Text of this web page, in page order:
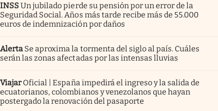
INSSUn jubilado pierde su pensión por un error de la
Seguridad Social. Años más tarde recibe más de 55.000
euros de indemnización por daños
Alerta Se aproxima la tormenta del siglo al país. Cuáles
serán las zonas afectadas por las intensas lluvias
Viajar Oficial | España impedirá el ingreso y la salida de
ecuatorianos, colombianos y venezolanos que hayan
postergado la renovación del pasaporte